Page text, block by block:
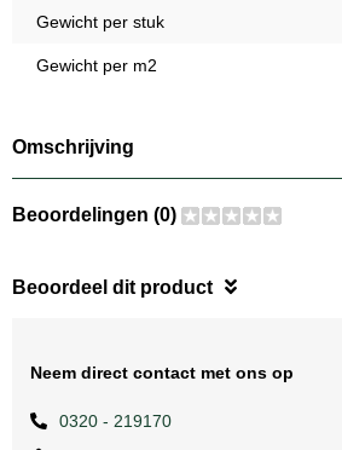
Gewicht per stuk
Gewicht per m2
Omschrijving
Beoordelingen (0)
Beoordeel dit product
Neem direct contact met ons op
0320 - 219170